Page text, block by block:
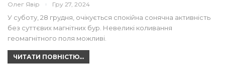
Олег Явір Гру 27, 2024
У суботу, 28 грудня, очікується спокійна сонячна активність
без суттєвих магнітних бур. Невеликі коливання
геомагнітного поля можливі.
ЧИТАТИ ПОВНІСТЮ...